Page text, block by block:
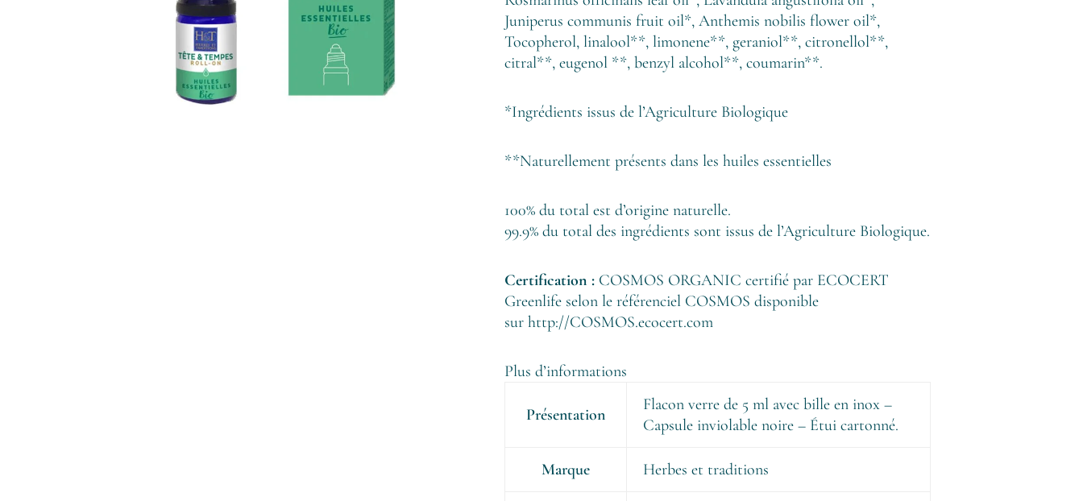
Juniperus communis fruit oil*, Anthemis nobilis flower oil*,
Tocopherol, linalool**, limonene**, geraniol**, citronellol**,
citral**, eugenol **, benzyl alcohol**, coumarin**.
*Ingrédients issus de l’Agriculture Biologique
**Naturellement présents dans les huiles essentielles
100% du total est d’origine naturelle.
99.9% du total des ingrédients sont issus de l’Agriculture Biologique.
Certification : COSMOS ORGANIC certifié par ECOCERT
Greenlife selon le référenciel COSMOS disponible
surhttp://COSMOS.ecocert.com
Plus d’informations
Présentation
Flacon verre de 5 ml avec bille en inox –
Capsule inviolable noire – Étui cartonné.
Marque Herbes et traditions